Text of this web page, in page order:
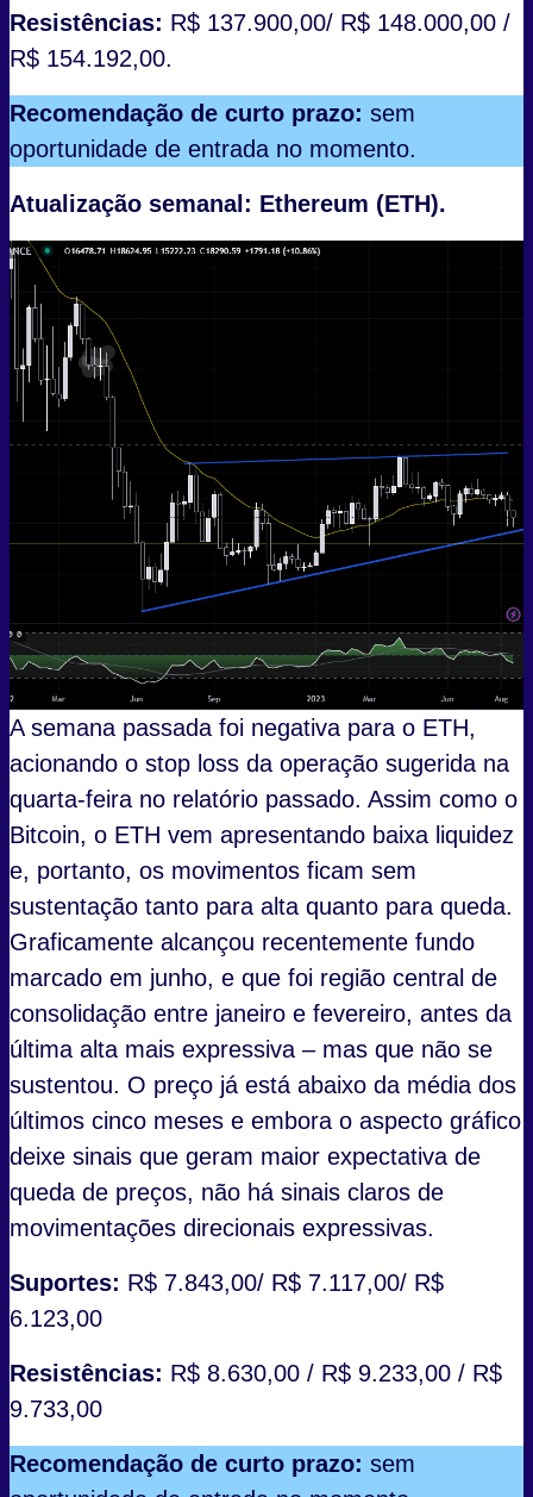
Resistências: R$ 137.900,00/ R$ 148.000,00 /
R$ 154.192,00.
Recomendação de curto prazo: sem
oportunidade de entrada no momento.
Atualização semanal: Ethereum (ETH).
A semana passada foi negativa para o ETH,
acionando o stop loss da operação sugerida na
quarta-feira no relatório passado. Assim como o
Bitcoin, o ETH vem apresentando baixa liquidez
e, portanto, os movimentos ficam sem
sustentação tanto para alta quanto para queda.
Graficamente alcançou recentemente fundo
marcado em junho, e que foi região central de
consolidação entre janeiro e fevereiro, antes da
última alta mais expressiva – mas que não se
sustentou. O preço já está abaixo da média dos
últimos cinco meses e embora o aspecto gráfico
deixe sinais que geram maior expectativa de
queda de preços, não há sinais claros de
movimentações direcionais expressivas.
Suportes: R$ 7.843,00/ R$ 7.117,00/ R$
6.123,00
Resistências: R$ 8.630,00 / R$ 9.233,00 / R$
9.733,00
Recomendação de curto prazo: sem